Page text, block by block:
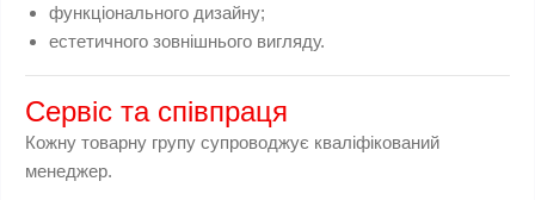
функціонального дизайну;
естетичного зовнішнього вигляду.
Сервіс та співпраця
Кожну товарну групу супроводжує кваліфікований
менеджер.